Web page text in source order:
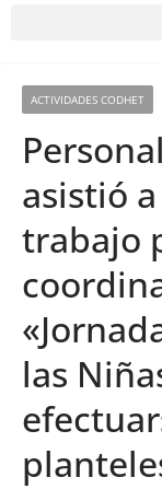
ACTIVIDADES CODHET
asistió
trabajo
las